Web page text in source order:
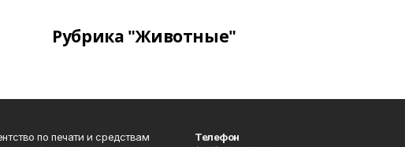
Рубрика "Животные"
по печати и средствам
Телефон